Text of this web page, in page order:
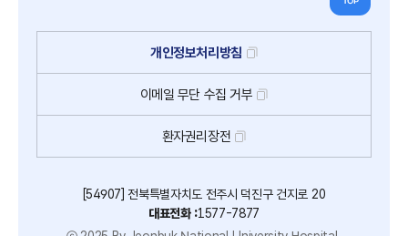
개인정보처리방침
이메일 무단 수집 거부
환자권리장전
[54907] 전북특별자치도 전주시 덕진구 건지로 20
대표전화 :1577-7877